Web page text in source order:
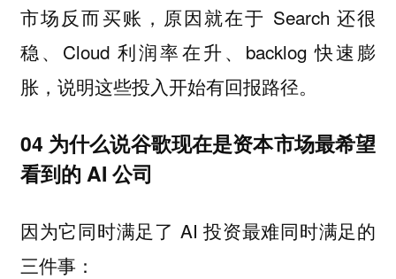
市场反而买账，原因就在于 Search 还很
稳、Cloud 利润率在升、backlog 快速膨
胀，说明这些投入开始有回报路径。
04 为什么说谷歌现在是资本市场最希望
看到的 AI 公司
因为它同时满足了 AI 投资最难同时满足的
三件事：